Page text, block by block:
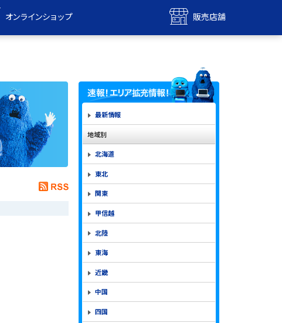
オンラインショップ 販売店舗
WiMAX
ラインショップ
UQ WiMAX
販売店舗
最新情報
地域別
北海道
東北
関東
甲信越
北陸
東海
近畿
中国
四国